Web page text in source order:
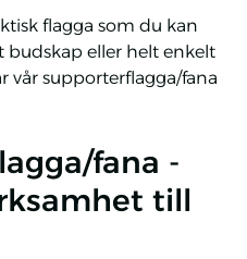
flagga som du kan
eller helt enkelt
vår supporterflagga/fana
fana -
till